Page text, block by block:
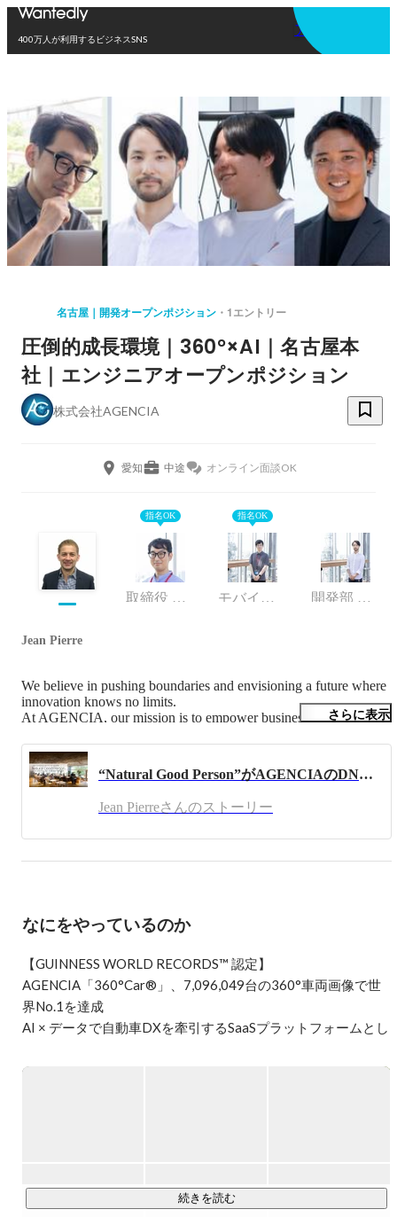
400万人が利用するビジネスSNS
アプリを使う
名古屋｜開発オープンポジション 1エントリー
圧倒的成長環境｜360°×AI｜名古屋本
社｜エンジニアオープンポジション
株式会社AGENCIA
愛知 中途 オンライン面談OK
指名OK
取締役 CTO
指名OK
モバイルエンジニア 開発部 AIエンジニア
Jean Pierre
We believe in pushing boundaries and envisioning a future where
innovation knows no limits.
At AGENCIA, our mission is to empower businesses to break
embracing AI, data, and immersive 360° visualization, we
transform how industries—especially automotive—operate,
connect, and grow.
established company evolving for the digital era, our goal is to
drive the next generation of mobility.
さらに表示
“Natural Good Person”がAGENCIAのDNAです
Jean Pierreさんのストーリー
なにをやっているのか
【GUINNESS WORLD RECORDS™ 認定】
AGENCIA「360°Car®」、7,096,049台の360°車両画像で世
界No.1を達成
AI × データで自動車DXを牽引するSaaSプラットフォームとし
AIによる高度な画像解析とデータプラットフォームを活用
続きを読む